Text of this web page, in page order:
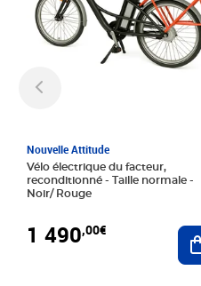
Nouvelle Attitude
Vélo électrique du facteur,
reconditionné - Taille normale -
Noir/ Rouge
1 490,00€